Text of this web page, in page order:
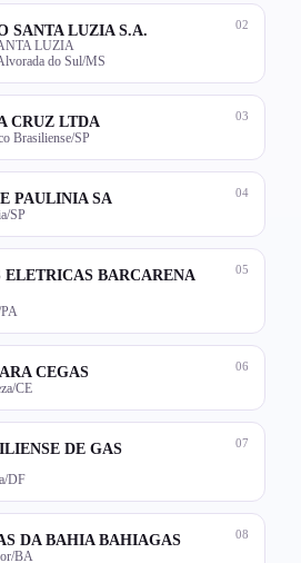
02
SANTA LUZIA S.A.
LUZIA
do Sul/MS
03
CRUZ LTDA
Brasiliense/SP
04
PAULINIA SA
SP
05
BARCARENA
06
CEGAS
CE
07
DE GAS
DF
08
DA BAHIA BAHIAGAS
BA